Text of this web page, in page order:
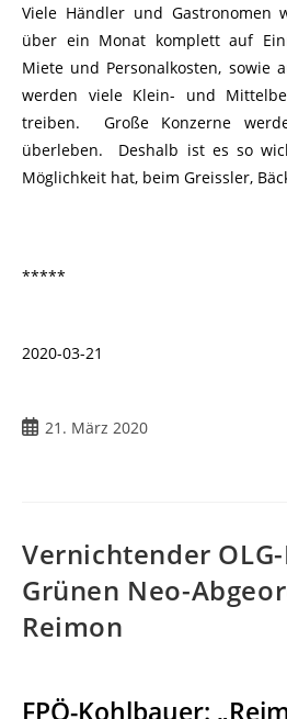
Viele Händler und Gastronomen
über ein Monat komplett auf
Miete und Personalkosten, sowie
werden viele Klein- und
treiben. Große Konzerne
überleben. Deshalb ist es so
Möglichkeit hat, beim Greissler,
*****
2020-03-21
21. März 2020
Vernichtender
Grünen Neo-
Reimon
FPÖ-Kohlbauer: